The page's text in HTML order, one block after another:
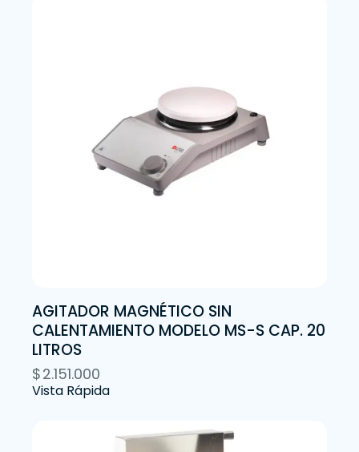
AGITADOR MAGNÉTICO SIN
CALENTAMIENTO MODELO MS-S CAP. 20
LITROS
$2.151.000
Vista Rápida